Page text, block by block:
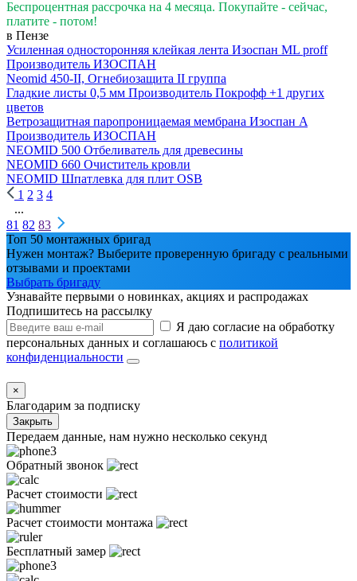
Беспроцентная рассрочка на 4 месяца. Покупайте - сейчас,
платите - потом!
в Пензе
Усиленная односторонняя клейкая лента Изоспан ML proff
Производитель ИЗОСПАН
Neomid 450-II, Огнебиозащита II группа
Гладкие листы 0,5 мм Производитель Покрофф +1 других
цветов
Ветрозащитная паропроницаемая мембрана Изоспан A
Производитель ИЗОСПАН
NEOMID 500 Отбеливатель для древесины
NEOMID 660 Очиститель кровли
NEOMID Шпатлевка для плит OSB
1 2 3 4
...
81 82 83
Топ 50 монтажных бригад
Нужен монтаж? Выберите проверенную бригаду с реальными
отзывами и проектами
Выбрать бригаду
Узнавайте первыми о новинках, акциях и распродажах
Подпишитесь на рассылку
Я даю согласие на обработку
персональных данных и соглашаюсь с политикой
конфиденциальности
×
Благодарим за подписку
Закрыть
Передаем данные, нам нужно несколько секунд
Обратный звонок
Расчет стоимости
Расчет стоимости монтажа
Бесплатный замер